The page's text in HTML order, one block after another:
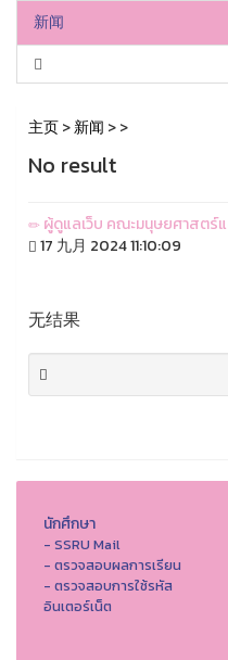
新闻
主页>新闻 >>
No result
ผู้ดูแลเว็บ คณะมนุษยศาสตร์
17 九月 2024 11:10:09
无结果
นักศึกษา
- SSRU Mail
- ตรวจสอบผลการเรียน
- ตรวจสอบการใช้รหัส
อินเตอร์เน็ต